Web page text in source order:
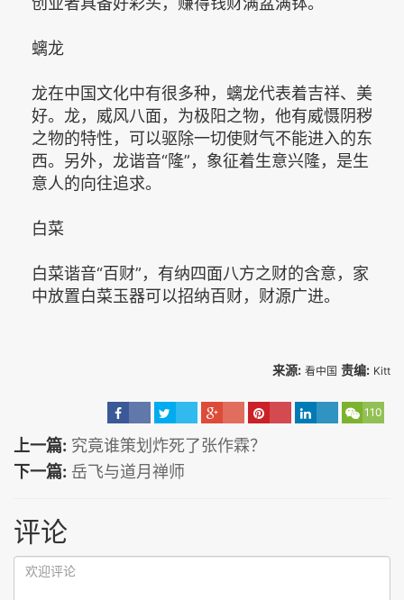
螭龙
龙在中国文化中有很多种，螭龙代表着吉祥、美
好。龙，威风八面，为极阳之物，他有威慑阴秽
之物的特性，可以驱除一切使财气不能进入的东
西。另外，龙谐音“隆”，象征着生意兴隆，是生
意人的向往追求。
白菜
白菜谐音“百财”，有纳四面八方之财的含意，家
中放置白菜玉器可以招纳百财，财源广进。
来源: 看中国 责编: Kitt
110
上一篇: 究竟谁策划炸死了张作霖？
下一篇: 岳飞与道月禅师
评论